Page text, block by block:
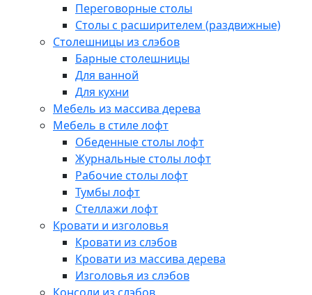
Переговорные столы
Столы с расширителем (раздвижные)
Столешницы из слэбов
Барные столешницы
Для ванной
Для кухни
Мебель из массива дерева
Мебель в стиле лофт
Обеденные столы лофт
Журнальные столы лофт
Рабочие столы лофт
Тумбы лофт
Стеллажи лофт
Кровати и изголовья
Кровати из слэбов
Кровати из массива дерева
Изголовья из слэбов